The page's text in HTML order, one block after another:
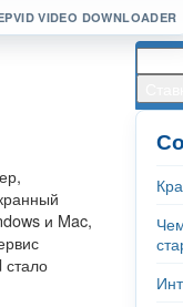
VIDEO DOWNLOADER
и Mac,
стало